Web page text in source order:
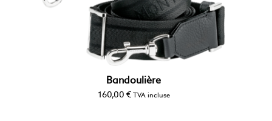
Bandoulière
160,00 € TVA incluse